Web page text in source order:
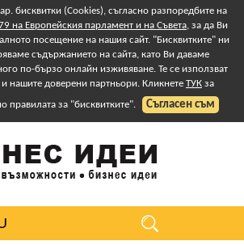
бисквитки (Cookies), съгласно разпоредбите на
на Европейския парламент и на Съвета, за да Ви
посещение на нашия сайт. "Бисквитките" ни
съдържанието на сайта, като Ви даваме
по-бързо онлайн изживяване. Те се използват
нашите доверени партньори. Кликнете ТУК за
правилата за "бисквитките".
Съгласен съм